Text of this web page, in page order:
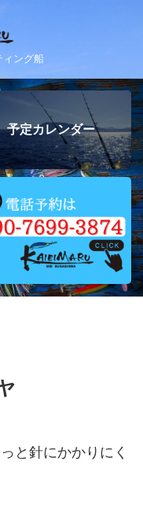
ィング船
予定カレンダー
と針にかかりにく